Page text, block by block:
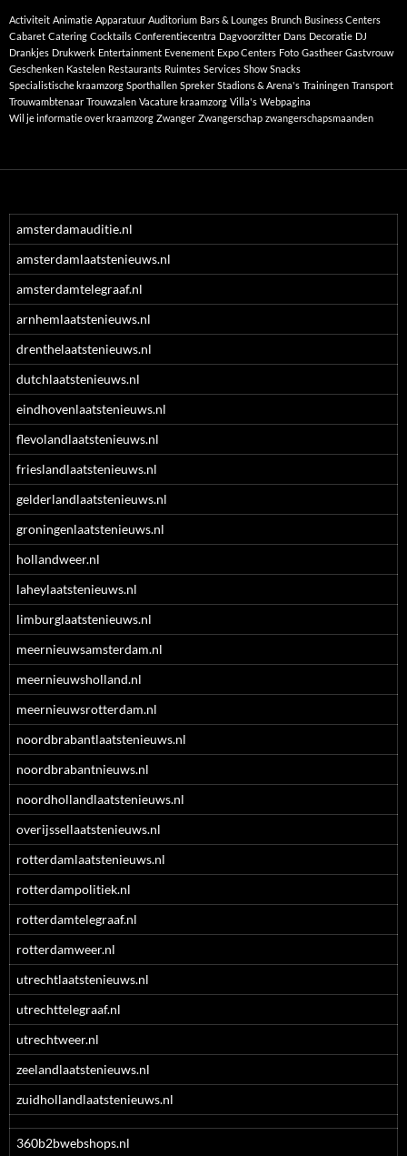
Activiteit Animatie Apparatuur Auditorium Bars & Lounges Brunch Business Centers
Cabaret Catering Cocktails Conferentiecentra Dagvoorzitter Dans Decoratie DJ
Drankjes Drukwerk Entertainment Evenement Expo Centers Foto Gastheer Gastvrouw
Geschenken Kastelen Restaurants Ruimtes Services Show Snacks
Specialistische kraamzorg Sporthallen Spreker Stadions & Arena's Trainingen Transport
Trouwambtenaar Trouwzalen Vacature kraamzorg Villa's Webpagina
Wil je informatie over kraamzorg Zwanger Zwangerschap zwangerschapsmaanden
amsterdamauditie.nl
amsterdamlaatstenieuws.nl
amsterdamtelegraaf.nl
arnhemlaatstenieuws.nl
drenthelaatstenieuws.nl
dutchlaatstenieuws.nl
eindhovenlaatstenieuws.nl
flevolandlaatstenieuws.nl
frieslandlaatstenieuws.nl
gelderlandlaatstenieuws.nl
groningenlaatstenieuws.nl
hollandweer.nl
laheylaatstenieuws.nl
limburglaatstenieuws.nl
meernieuwsamsterdam.nl
meernieuwsholland.nl
meernieuwsrotterdam.nl
noordbrabantlaatstenieuws.nl
noordbrabantnieuws.nl
noordhollandlaatstenieuws.nl
overijssellaatstenieuws.nl
rotterdamlaatstenieuws.nl
rotterdampolitiek.nl
rotterdamtelegraaf.nl
rotterdamweer.nl
utrechtlaatstenieuws.nl
utrechttelegraaf.nl
utrechtweer.nl
zeelandlaatstenieuws.nl
zuidhollandlaatstenieuws.nl
360b2bwebshops.nl